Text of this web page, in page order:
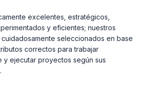
excelentes, estratégicos,
y eficientes; nuestros
cuidadosamente seleccionados en base
correctos para trabajar
y ejecutar proyectos según sus